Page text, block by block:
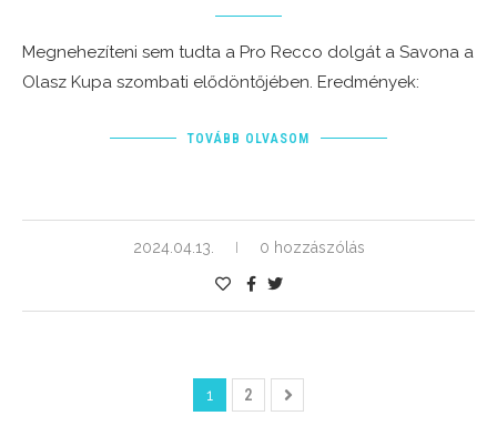
Megnehezíteni sem tudta a Pro Recco dolgát a Savona a
Olasz Kupa szombati elődöntőjében. Eredmények:
TOVÁBB OLVASOM
2024.04.13. 0 hozzászólás
1 2